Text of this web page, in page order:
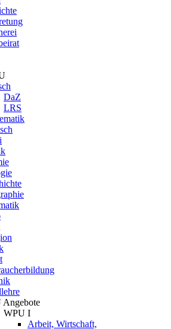
DaZ
LRS
Angebote
WPU I
Arbeit, Wirtschaft,